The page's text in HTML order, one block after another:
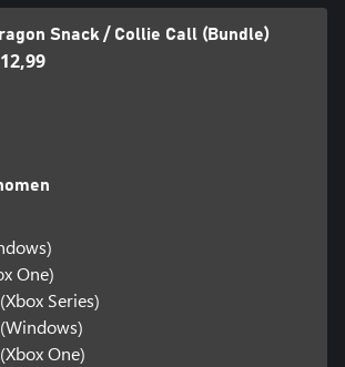
Snack / Collie Call (Bundle)
One)
Series)
One)